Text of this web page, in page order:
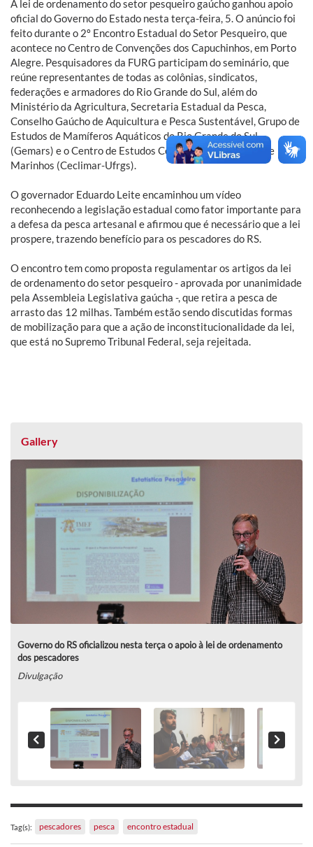
A lei de ordenamento do setor pesqueiro gaúcho ganhou apoio
oficial do Governo do Estado nesta terça-feira, 5. O anúncio foi
feito durante o 2º Encontro Estadual do Setor Pesqueiro, que
acontece no Centro de Convenções dos Capuchinhos, em Porto
Alegre. Pesquisadores da FURG participam do seminário, que
reúne representantes de todas as colônias, sindicatos,
federações e armadores do Rio Grande do Sul, além do
Ministério da Agricultura, Secretaria Estadual da Pesca,
Conselho Gaúcho de Aquicultura e Pesca Sustentável, Grupo de
Estudos de Mamíferos Aquáticos do Rio Grande do Sul
(Gemars) e o Centro de Estudos Costeiros, Limnológicos e
Marinhos (Ceclimar-Ufrgs).
O governador Eduardo Leite encaminhou um vídeo
reconhecendo a legislação estadual como fator importante para
a defesa da pesca artesanal e afirmou que é necessário que a lei
prospere, trazendo benefício para os pescadores do RS.
O encontro tem como proposta regulamentar os artigos da lei
de ordenamento do setor pesqueiro - aprovada por unanimidade
pela Assembleia Legislativa gaúcha -, que retira a pesca de
arrasto das 12 milhas. Também estão sendo discutidas formas
de mobilização para que a ação de inconstitucionalidade da lei,
que está no Supremo Tribunal Federal, seja rejeitada.
Gallery
Governo do RS oficializou nesta terça o apoio à lei de ordenamento
dos pescadores
Divulgação
Tag(s): pescadores pesca encontro estadual